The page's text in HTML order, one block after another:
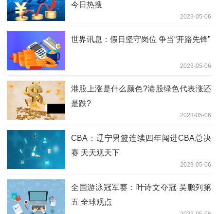
今日热搜
2023-05-06
世界讯息：假日坚守岗位 争当“开路先锋”
2023-05-06
港股上涨是什么颜色?港股绿色代表涨还
是跌?
2023-05-06
CBA：辽宁男篮连续四年闯进CBA总决
赛 天天观天下
2023-05-06
全国游泳冠军赛：叶诗文夺冠 吴鹏列第
五 全球观点